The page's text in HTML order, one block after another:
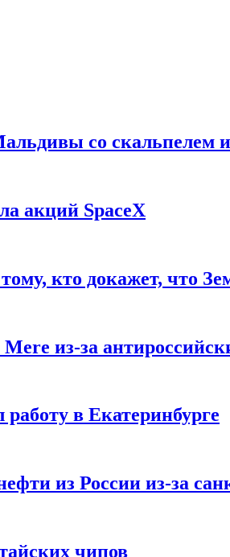
со скальпелем
акций SpaceX
кто докажет, что
из-за
в Екатеринбурге
из России из-за
чипов